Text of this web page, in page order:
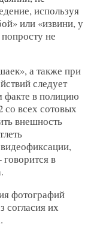
используя
или «извини, у
не
а также при
следует
факте в полицию
всех сотовых
внешность
в
фотографий
согласия их